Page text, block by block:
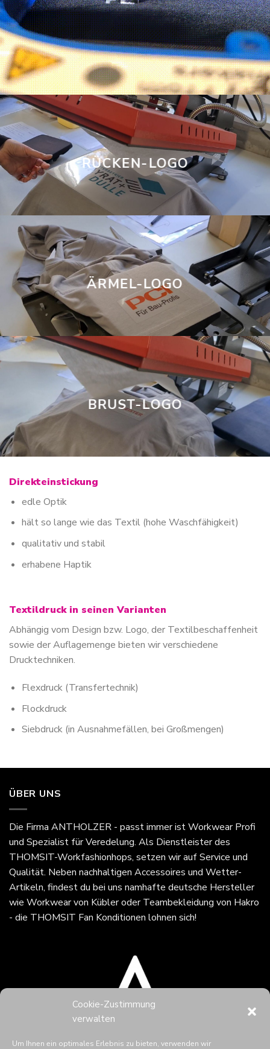
Cookie-Zustimmung
verwalten
Um Ihnen ein optimales Erlebnis zu bieten, verwenden wir
RÜCKEN-LOGO
ÄRMEL-LOGO
BRUST-LOGO
Direkteinstickung
edle Optik
hält so lange wie das Textil (hohe Waschfähigkeit)
qualitativ und stabil
erhabene Haptik
Textildruck in seinen Varianten
Abhängig vom Design bzw. Logo, der Textilbeschaffenheit
sowie der Auflagemenge bieten wir verschiedene
Drucktechniken.
Flexdruck (Transfertechnik)
Flockdruck
Siebdruck (in Ausnahmefällen, bei Großmengen)
ÜBER UNS
Die Firma ANTHOLZER - passt immerist Workwear Profi
und Spezialist für Veredelung. Als Dienstleister des
THOMSIT-Workfashionhops, setzen wir auf Service und
Qualität. Neben nachhaltigen Accessoires und Wetter-
Artikeln, findest du bei uns namhafte deutsche Hersteller
wie Workwear von Kübler oder Teambekleidung von Hakro
- die THOMSIT Fan Konditionen lohnen sich!